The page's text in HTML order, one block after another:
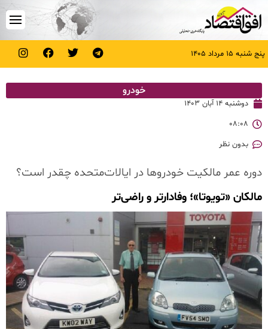
پنج شنبه ۱۵ مرداد ۱۴۰۵
خودرو
دوشنبه ۱۴ آبان ۱۴۰۳
۰۸:۰۸
بدون نظر
دوره عمر مالکیت خودروها در ایالات‌متحده چقدر است؟
مالکان «تویوتا»؛ وفادارتر و راضی‌تر